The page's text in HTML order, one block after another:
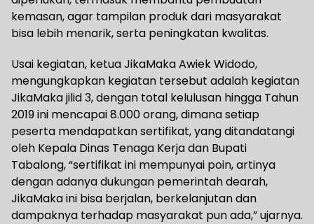
kemasan, agar tampilan produk dari masyarakat
bisa lebih menarik, serta peningkatan kwalitas.
Usai kegiatan, ketua JikaMaka Awiek Widodo,
mengungkapkan kegiatan tersebut adalah kegiatan
JikaMaka jilid 3, dengan total kelulusan hingga Tahun
2019 ini mencapai 8.000 orang, dimana setiap
peserta mendapatkan sertifikat, yang ditandatangi
oleh Kepala Dinas Tenaga Kerja dan Bupati
Tabalong, “sertifikat ini mempunyai poin, artinya
dengan adanya dukungan pemerintah dearah,
JikaMaka ini bisa berjalan, berkelanjutan dan
dampaknya terhadap masyarakat pun ada,” ujarnya.